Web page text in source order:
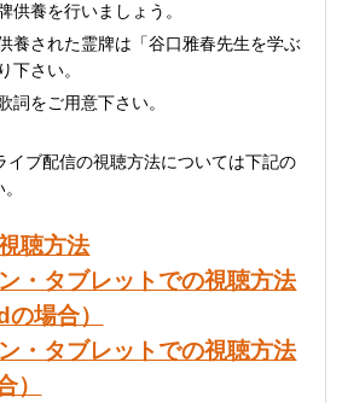
供養を行いましょう。
養された霊牌は「谷口雅春先生を学ぶ
下さい。
詞をご用意下さい。
イブ配信の視聴方法については下記の
聴方法
・タブレットでの視聴方法
場合）
・タブレットでの視聴方法
）